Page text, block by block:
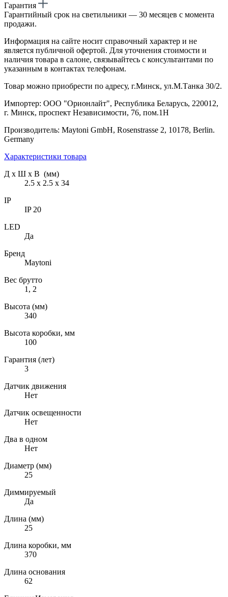
Гарантия
Гарантийный срок на светильники — 30 месяцев с момента
продажи.
Информация на сайте носит справочный характер и не
является публичной офертой. Для уточнения стоимости и
наличия товара в салоне, связывайтесь с консультантами по
указанным в контактах телефонам.
Товар можно приобрести по адресу, г.Минск, ул.М.Танка 30/2.
Импортер: ООО "Орионлайт", Республика Беларусь, 220012,
г. Минск, проспект Независимости, 76, пом.1Н
Производитель: Maytoni GmbH, Rosenstrasse 2, 10178, Berlin.
Germany
Характеристики товара
Д х Ш х В (мм)
2.5 х 2.5 х 34
IP
IP 20
LED
Да
Бренд
Maytoni
Вес брутто
1, 2
Высота (мм)
340
Высота коробки, мм
100
Гарантия (лет)
3
Датчик движения
Нет
Датчик освещенности
Нет
Два в одном
Нет
Диаметр (мм)
25
Диммируемый
Да
Длина (мм)
25
Длина коробки, мм
370
Длина основания
62